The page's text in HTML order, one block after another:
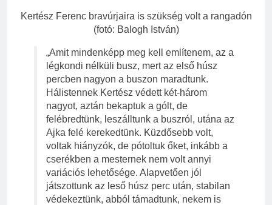
Kertész Ferenc bravúrjaira is szükség volt a rangadón
(fotó: Balogh István)
„Amit mindenképp meg kell említenem, az a
légkondi nélküli busz, mert az első húsz
percben nagyon a buszon maradtunk.
Hálistennek Kertész védett két-három
nagyot, aztán bekaptuk a gólt, de
felébredtünk, leszálltunk a buszról, utána az
Ajka felé kerekedtünk. Küzdősebb volt,
voltak hiányzók, de pótoltuk őket, inkább a
cserékben a mesternek nem volt annyi
variációs lehetősége. Alapvetően jól
játszottunk az leső húsz perc után, stabilan
védekeztünk, abból támadtunk, nekem is